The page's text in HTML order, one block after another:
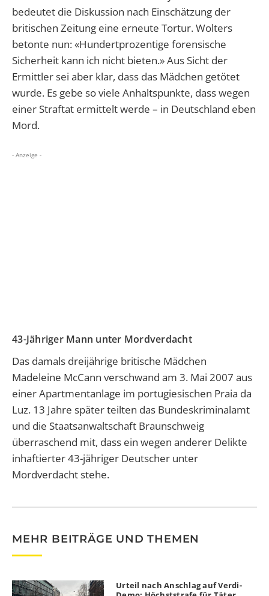
bedeutet die Diskussion nach Einschätzung der
britischen Zeitung eine erneute Tortur. Wolters
betonte nun: «Hundertprozentige forensische
Sicherheit kann ich nicht bieten.» Aus Sicht der
Ermittler sei aber klar, dass das Mädchen getötet
wurde. Es gebe so viele Anhaltspunkte, dass wegen
einer Straftat ermittelt werde – in Deutschland eben
Mord.
- Anzeige -
43-Jähriger Mann unter Mordverdacht
Das damals dreijährige britische Mädchen
Madeleine McCann verschwand am 3. Mai 2007 aus
einer Apartmentanlage im portugiesischen Praia da
Luz. 13 Jahre später teilten das Bundeskriminalamt
und die Staatsanwaltschaft Braunschweig
überraschend mit, dass ein wegen anderer Delikte
inhaftierter 43-jähriger Deutscher unter
Mordverdacht stehe.
MEHR BEITRÄGE UND THEMEN
Urteil nach Anschlag auf Verdi-